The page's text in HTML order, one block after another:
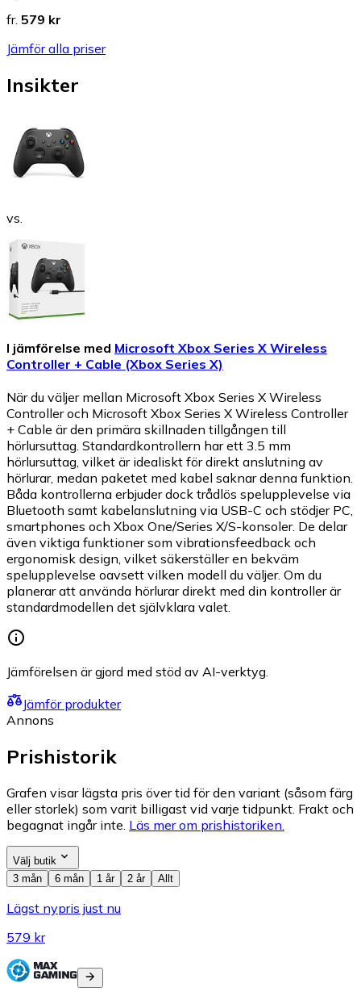
fr. 579 kr
Jämför alla priser
Insikter
vs.
I jämförelse med Microsoft Xbox Series X Wireless
Controller + Cable (Xbox Series X)
När du väljer mellan Microsoft Xbox Series X Wireless
Controller och Microsoft Xbox Series X Wireless Controller
+ Cable är den primära skillnaden tillgången till
hörlursuttag. Standardkontrollern har ett 3.5 mm
hörlursuttag, vilket är idealiskt för direkt anslutning av
hörlurar, medan paketet med kabel saknar denna funktion.
Båda kontrollerna erbjuder dock trådlös spelupplevelse via
Bluetooth samt kabelanslutning via USB-C och stödjer PC,
smartphones och Xbox One/Series X/S-konsoler. De delar
även viktiga funktioner som vibrationsfeedback och
ergonomisk design, vilket säkerställer en bekväm
spelupplevelse oavsett vilken modell du väljer. Om du
planerar att använda hörlurar direkt med din kontroller är
standardmodellen det självklara valet.
Jämförelsen är gjord med stöd av AI-verktyg.
Jämför produkter
Annons
Prishistorik
Grafen visar lägsta pris över tid för den variant (såsom färg
eller storlek) som varit billigast vid varje tidpunkt. Frakt och
begagnat ingår inte. Läs mer om prishistoriken.
Välj butik
3 mån
6 mån 1 år 2 år Allt
Lägst nypris just nu
579 kr